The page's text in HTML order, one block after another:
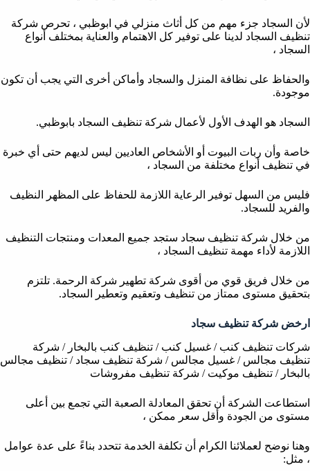
لأن السجاد جزء مهم من كل أثاث منزلي في ابوظبي ، تحرص شركة
تنظيف السجاد لدينا على توفير كل الاهتمام والعناية بمختلف أنواع
السجاد ،
والحفاظ على نظافة المنزل والسجاد وأماكن أخرى التي يجب أن تكون
موجودة.
السجاد هو الهدف الأول لأعمال شركة تنظيف السجاد بابوظبي.
خاصة وأن ربات البيوت أو الأشخاص العاديين ليس لديهم حتى أي خبرة
في تنظيف أنواع مختلفة من السجاد ،
فليس من السهل توفير الرعاية اللازمة للحفاظ على المظهر النظيف
والفريد للسجاد.
من خلال شركة تنظيف سجاد ستجد جميع المعدات ومنتجات التنظيف
اللازمة لأداء مهمة تنظيف السجاد ،
من خلال فريق قوي من أقوى شركة تطهير شركة الرحمة. تلتزم
بتحقيق مستوى ممتاز من تنظيف وتعقيم وتعطير السجاد.
ارخض شركة تنظيف سجاد
شركات تنظيف كنب / غسيل كنب / تنظيف كنب بالبخار / شركة
تنظيف مجالس / غسيل مجالس / شركة تنظيف سجاد / تنظيف مجالس
بالبخار / تنظيف موكيت / شركة تنظيف مفروشات
استطاعت الشركة أن تحقق المعادلة الصعبة التي تجمع بين أعلى
مستوى من الجودة وأقل سعر ممكن ،
وهنا نوضح لعملائنا الكرام أن تكلفة الخدمة تتحدد بناءً على عدة عوامل
، مثل: